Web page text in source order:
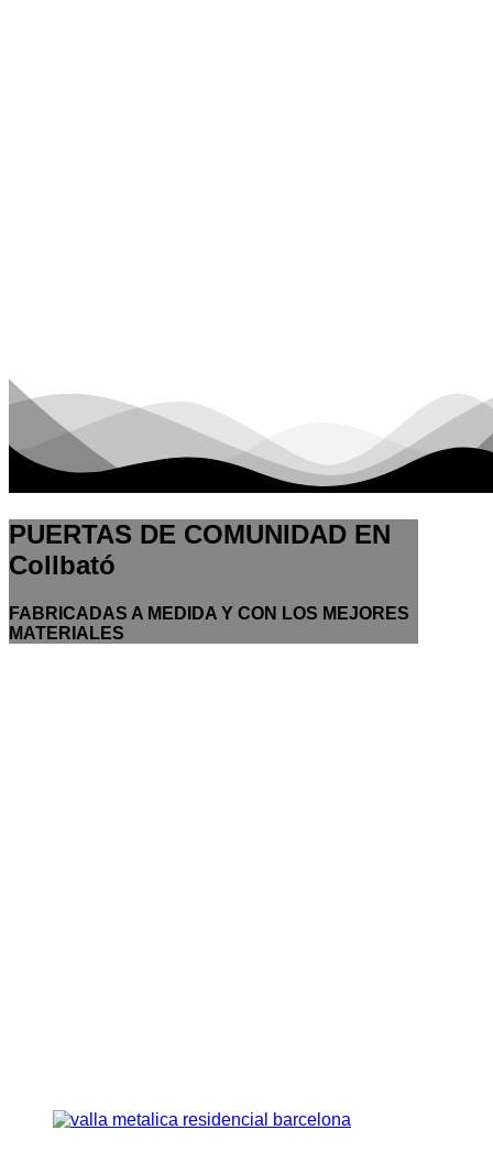
PUERTAS DE COMUNIDAD EN
Collbató
FABRICADAS A MEDIDA Y CON LOS MEJORES
MATERIALES